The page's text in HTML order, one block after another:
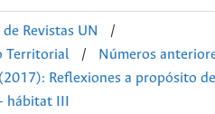
Revistas UN
/
Territorial
/
Números
Reflexiones a propósito
hábitat III